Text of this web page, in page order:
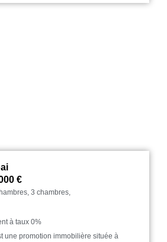
€
3 chambres,
à taux 0%
une promotion immobilière située à